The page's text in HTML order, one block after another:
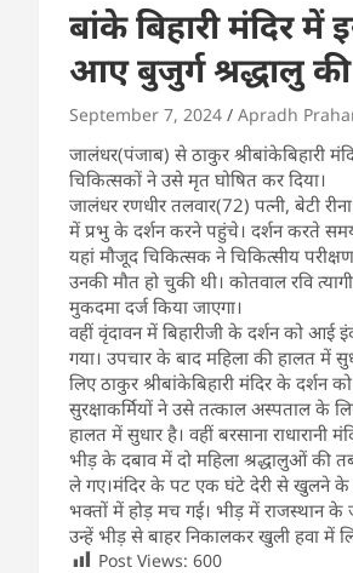
बांके बिहारी मंदिर
आए बुजुर्ग श्रद्धालु
September 7, 2024 Apradh
जालंधर(पंजाब) से ठाकुर श्रीबांकेबिहारी
चिकित्सकों ने उसे मृत घोषित कर दिया।
जालंधर रणधीर तलवार(72) पत्नी, बेटी
में प्रभु के दर्शन करने पहुंचे। दर्शन करते
यहां मौजूद चिकित्सक ने चिकित्सीय
उनकी मौत हो चुकी थी। कोतवाल रवि
मुकदमा दर्ज किया जाएगा।
वहीं वृंदावन में बिहारीजी के दर्शन को आई
गया। उपचार के बाद महिला की हालत में
लिए ठाकुर श्रीबांकेबिहारी मंदिर के
सुरक्षाकर्मियों ने उसे तत्काल अस्पताल के
हालत में सुधार है। वहीं बरसाना
भीड़ के दबाव में दो महिला श्रद्धालुओं की
ले गए।मंदिर के पट एक घंटे देरी से खुलने के
भक्तों में होड़ मच गई। भीड़ में राजस्थान के
उन्हें भीड़ से बाहर निकालकर खुली हवा में
Post Views: 600